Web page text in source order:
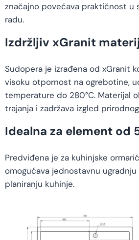
značajno povećava praktičnost u
radu.
Izdržljiv xGranit
Sudopera je izrađena od xGranit
visoku otpornost na ogrebotine,
temperature do 280°C. Materijal
trajanja i zadržava izgled
Idealna za element od
Predviđena je za kuhinjske
omogućava jednostavnu
planiranju kuhinje.